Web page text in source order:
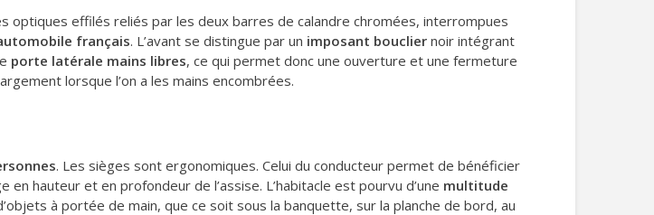
optiques effilés reliés par les deux barres de calandre chromées, interrompues
français. L’avant se distingue par un imposant bouclier noir intégrant
porte latérale mains libres, ce qui permet donc une ouverture et une fermeture
lorsque l’on a les mains encombrées.
. Les sièges sont ergonomiques. Celui du conducteur permet de bénéficier
hauteur et en profondeur de l’assise. L’habitacle est pourvu d’une multitude
à portée de main, que ce soit sous la banquette, sur la planche de bord, au